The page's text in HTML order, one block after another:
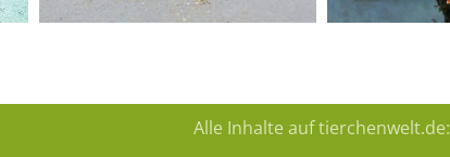
Alle Inhalte auf tierchenwelt.de: